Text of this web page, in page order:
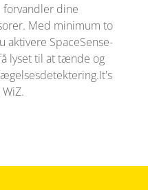
forvandler dine
Med minimum to
aktivere SpaceSense-
lyset til at tænde og